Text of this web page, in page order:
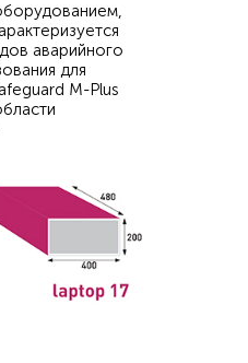
аварийного
для
M-Plus